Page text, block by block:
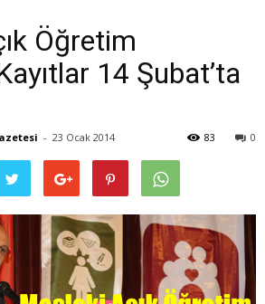
Gazetesi
Öğretim
14 Şubat’ta
- 23 Ocak 2014 0
83